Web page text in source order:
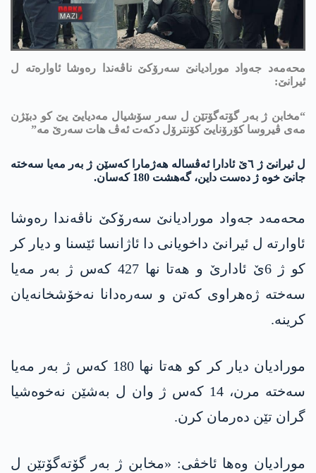
محه‌مه‌د جەواد مورادیانێ سەرۆکێ ناڤەندا رەوشا ئاواره‌ته‌ ل
ئيرانێ:
“مخابن ژ بەر گۆتەگۆتێن ل سەر سۆشیال مه‌دیایێ یێ كو دبێژن
مه‌ی ڤیروسا کۆرۆنایێ کۆنترۆل دکەت ئەڤ ھات سەرێ مە”
ل ئیرانێ ژ ٦ێ ئادارا ئه‌ڤساله‌ ھەژمارا کەسێن ژ بەر مه‌یا سەختە
جانێ خوه‌ ژ ده‌ست داین، گه‌هشت 180 كه‌سان.
محه‌مه‌د جەواد مورادیانێ سەرۆکێ ناڤەندا رەوشا
ئاوارته‌ ل ئیرانێ داخویانی دا ئاژانسا ئێسنا و دیار کر
کو ژ 6ێ ئادارێ و هه‌تا نها 427 کەس ژ بەر مه‌یا
سەختە ژەھراوی کەتن و سه‌ره‌دانا نه‌خۆشخانه‌یان
كرینه‌.
مورادیان دیار کر کو ھەتا نھا 180 کەس ژ بەر مه‌یا
سەختە مرن، 14 کەس ژ وان ل بەشێن نەخوەشیا
گران تێن دەرمان کرن.
مورادیان وه‌ھا ئاخڤی: «مخابن ژ بەر گۆتەگۆتێن ل